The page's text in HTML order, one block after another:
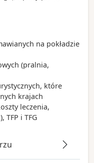
na pokładzie
(pralnia,
które
krajach
leczenia,
TFP i TFG